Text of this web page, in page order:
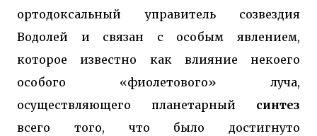
ортодоксальный управитель созвездия
Водолей и связан с особым явлением,
которое известно как влияние некоего
особого «фиолетового» луча,
осуществляющего планетарный синтез
всего того, что было достигнуто